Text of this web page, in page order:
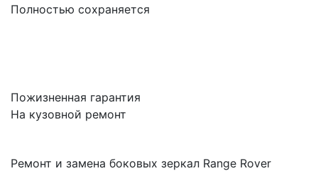
Полностью сохраняется
Пожизненная гарантия
На кузовной ремонт
Ремонт и замена боковых зеркал Range Rover